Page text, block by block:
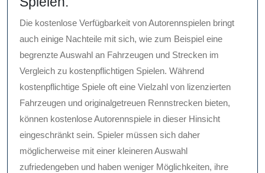
Die kostenlose Verfügbarkeit von Autorennspielen bringt
auch einige Nachteile mit sich, wie zum Beispiel eine
begrenzte Auswahl an Fahrzeugen und Strecken im
Vergleich zu kostenpflichtigen Spielen. Während
kostenpflichtige Spiele oft eine Vielzahl von lizenzierten
Fahrzeugen und originalgetreuen Rennstrecken bieten,
können kostenlose Autorennspiele in dieser Hinsicht
eingeschränkt sein. Spieler müssen sich daher
möglicherweise mit einer kleineren Auswahl
zufriedengeben und haben weniger Möglichkeiten, ihre